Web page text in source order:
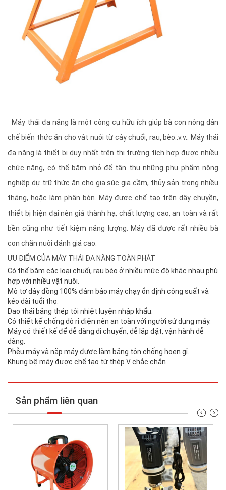
Máy thái đa năng là một công cụ hữu ích giúp bà con nông dân
chế biến thức ăn cho vật nuôi từ cây chuối, rau, bèo..v.v.. Máy thái
đa năng là thiết bị duy nhất trên thị trường tích hợp được nhiều
chức năng, có thể băm nhỏ để tận thu những phụ phẩm nông
nghiệp dự trữ thức ăn cho gia súc gia cầm, thủy sản trong nhiều
tháng, hoặc làm phân bón. Máy được chế tạo trên dây chuyền,
thiết bị hiện đại nên giá thành hạ, chất lượng cao, an toàn và rất
bền cũng như tiết kiệm năng lượng. Máy đã được rất nhiều bà
con chăn nuôi đánh giá cao.
ƯU ĐIỂM CỦA MÁY THÁI ĐA NĂNG TOÀN PHÁT
Có thể băm các loại chuối, rau bèo ở nhiều mức độ khác nhau phù
hợp với nhiều vật nuôi.
Mô tơ dây đồng 100% đảm bảo máy chạy ổn định công suất và
kéo dài tuổi thọ.
Dao thái bằng thép tôi nhiệt luyện nhập khẩu.
Có thiết kế chống dò rỉ điện nên an toàn với người sử dụng máy.
Máy có thiết kế để dễ dàng di chuyển, dễ lắp đặt, vận hành dễ
dàng.
Phễu máy và nắp máy được làm bằng tôn chống hoen gỉ.
Khung bệ máy được chế tạo từ thép V chắc chắn
Sản phẩm liên quan